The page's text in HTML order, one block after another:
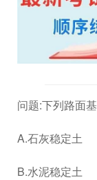
问题:下列路面
A.石灰稳定土
B.水泥稳定土